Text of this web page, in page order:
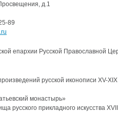
д.1
89
епархии Русской Православной
русской иконописи XV-XIX
монастырь»
русского прикладного искусства